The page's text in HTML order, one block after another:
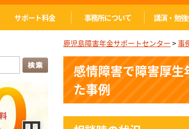
サポート料金 事務所について 講演・勉
鹿児島障害年金サポートセンター >事
感情障害で障害厚
た事例